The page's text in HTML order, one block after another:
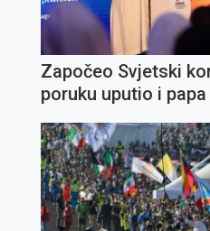
Započeo Svjetski
poruku uputio i papa